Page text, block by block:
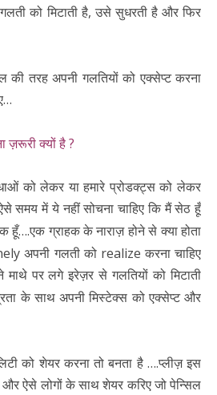
को मिटाती है, उसे सुधरती है और फिर
की तरह अपनी गलतियों को एक्सेप्ट करना
ज़रूरी क्यों है ?
को लेकर या हमारे प्रोडक्ट्स को लेकर
समय में ये नहीं सोचना चाहिए कि मैं सेठ हूँ
हूँ….एक ग्राहक के नाराज़ होने से क्या होता
अपनी गलती को realize करना चाहिए
पर लगे इरेज़र से गलतियों को मिटाती
के साथ अपनी मिस्टेक्स को एक्सेप्ट और
को शेयर करना तो बनता है ….प्लीज़ इस
ऐसे लोगों के साथ शेयर करिए जो पेन्सिल